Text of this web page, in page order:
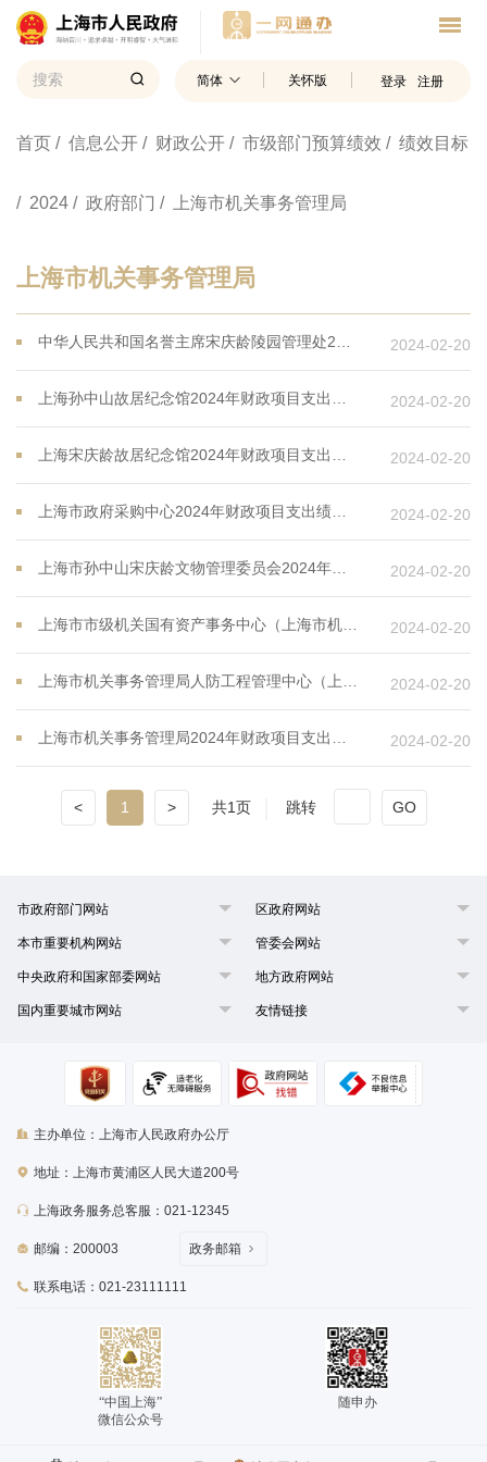
简体 关怀版 登录 注册
首页 / 信息公开 / 财政公开 / 市级部门预算绩效 / 绩效目标
/ 2024 / 政府部门 / 上海市机关事务管理局
上海市机关事务管理局
2024-02-20
2024-02-20
2024-02-20
2024-02-20
2024-02-20
2024-02-20
2024-02-20
2024-02-20
< 1 > 共1页 跳转 GO
市政府部门网站 区政府网站
本市重要机构网站 管委会网站
中央政府和国家部委网站 地方政府网站
国内重要城市网站 友情链接
主办单位：上海市人民政府办公厅
地址：上海市黄浦区人民大道200号
上海政务服务总客服：021-12345
邮编：200003
联系电话：021-23111111
政务邮箱
“中国上海”
微信公众号
随申办